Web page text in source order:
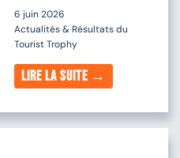
6 juin 2026
Actualités & Résultats du
Tourist Trophy
Lire la suite →